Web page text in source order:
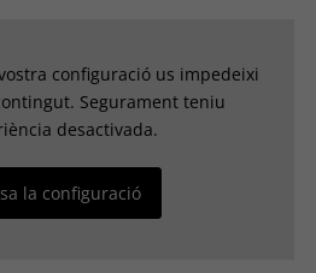
configuració us impedeixi
Segurament teniu
desactivada.
la configuració